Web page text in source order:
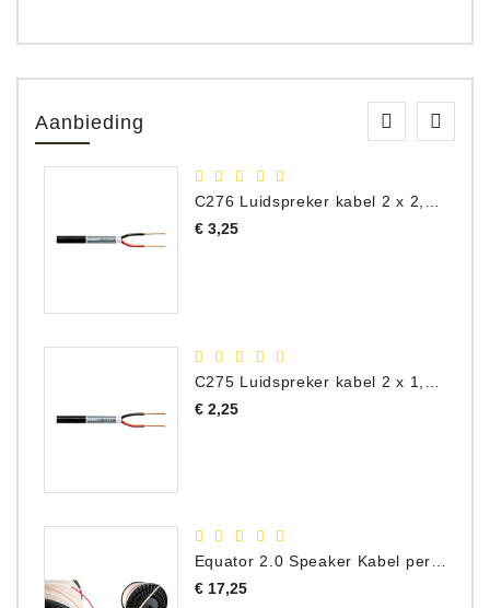
Aanbieding
€ 3,25Prijs
€ 2,25Prijs
Equator 2.0 Speaker Kabel per meter
€ 17,25Prijs